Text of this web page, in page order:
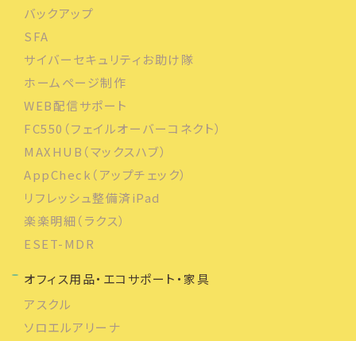
バックアップ
SFA
サイバーセキュリティお助け隊
ホームページ制作
WEB配信サポート
FC550（フェイルオーバーコネクト）
MAXHUB（マックスハブ）
AppCheck（アップチェック）
リフレッシュ整備済iPad
楽楽明細（ラクス）
ESET-MDR
オフィス用品・エコサポート・家具
アスクル
ソロエルアリーナ